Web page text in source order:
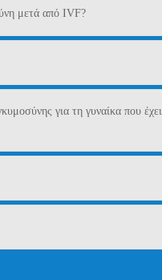
μετά από IVF?
για τη γυναίκα που έχει